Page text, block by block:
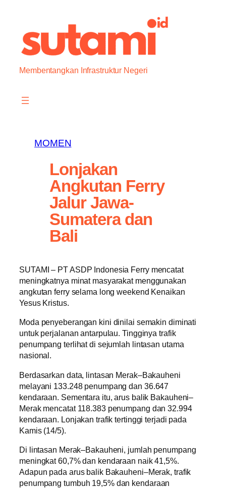
content
Membentangkan Infrastruktur Negeri
MOMEN
Lonjakan
Angkutan Ferry
Jalur Jawa-
Sumatera dan
Bali
SUTAMI – PT ASDP Indonesia Ferry mencatat
meningkatnya minat masyarakat menggunakan
angkutan ferry selama long weekend Kenaikan
Yesus Kristus.
Moda penyeberangan kini dinilai semakin diminati
untuk perjalanan antarpulau. Tingginya trafik
penumpang terlihat di sejumlah lintasan utama
nasional.
Berdasarkan data, lintasan Merak–Bakauheni
melayani 133.248 penumpang dan 36.647
kendaraan. Sementara itu, arus balik Bakauheni–
Merak mencatat 118.383 penumpang dan 32.994
kendaraan. Lonjakan trafik tertinggi terjadi pada
Kamis (14/5).
Di lintasan Merak–Bakauheni, jumlah penumpang
meningkat 60,7% dan kendaraan naik 41,5%.
Adapun pada arus balik Bakauheni–Merak, trafik
penumpang tumbuh 19,5% dan kendaraan